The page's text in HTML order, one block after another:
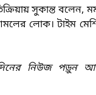
সুকান্ত বলেন,
লোক। টাইম
নিউজ পড়ুন